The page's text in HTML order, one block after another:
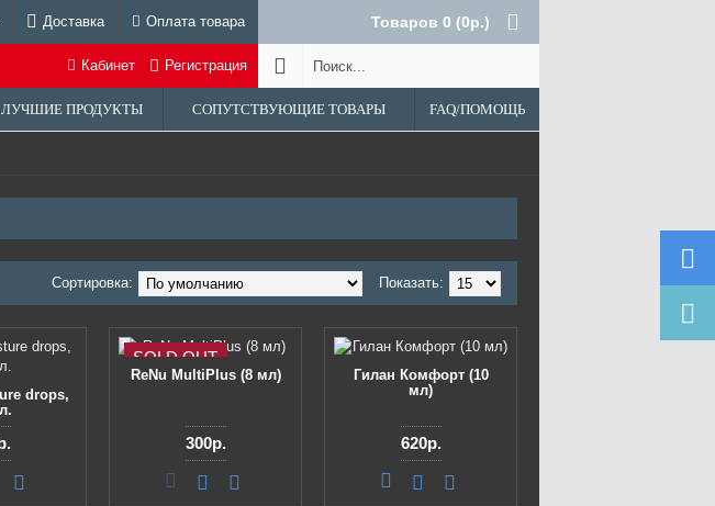
Доставка Оплата товара Товаров 0 (0р.)
Кабинет Регистрация
ЛУЧШИЕ ПРОДУКТЫ СОПУТСТВУЮЩИЕ ТОВАРЫ FAQ/ПОМОЩЬ
Показать:
Сортировка:
drops,
SOLD OUT
ReNu MultiPlus (8 мл)
300р.
Гилан Комфорт (10
мл)
620р.